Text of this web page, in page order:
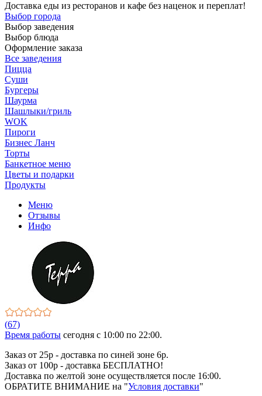
Доставка еды из ресторанов и кафе без наценок и переплат!
Выбор города
Выбор заведения
Выбор блюда
Оформление заказа
Все заведения
Пицца
Суши
Бургеры
Шаурма
Шашлыки/гриль
WOK
Пироги
Бизнес Ланч
Торты
Банкетное меню
Цветы и подарки
Продукты
Меню
Отзывы
Инфо
(67)
Время работы сегодня c 10:00 по 22:00.
Заказ от 25р - доставка по синей зоне 6р.
Заказ от 100р - доставка БЕСПЛАТНО!
Доставка по желтой зоне осуществляется после 16:00.
ОБРАТИТЕ ВНИМАНИЕ на "Условия доставки"